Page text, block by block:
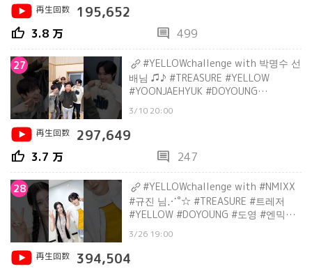
再生回数 195,652
thumb_up 3.8 万 comment 499
27
#YELLOWchallenge with 박명수 선
배님 ♫♪ #TREASURE #YELLOW
#YOONJAEHYUK #DOYOUNG
3/10 20:00
再生回数
297,649
thumb_up 3.7 万 comment 247
28
#YELLOWchallenge with #NMIXX
#규진 님⋰˚☆ #TREASURE #트레저
#YELLOW #DOYOUNG #도영 #엔믹스
3/26 19:00
再生回数
394,504